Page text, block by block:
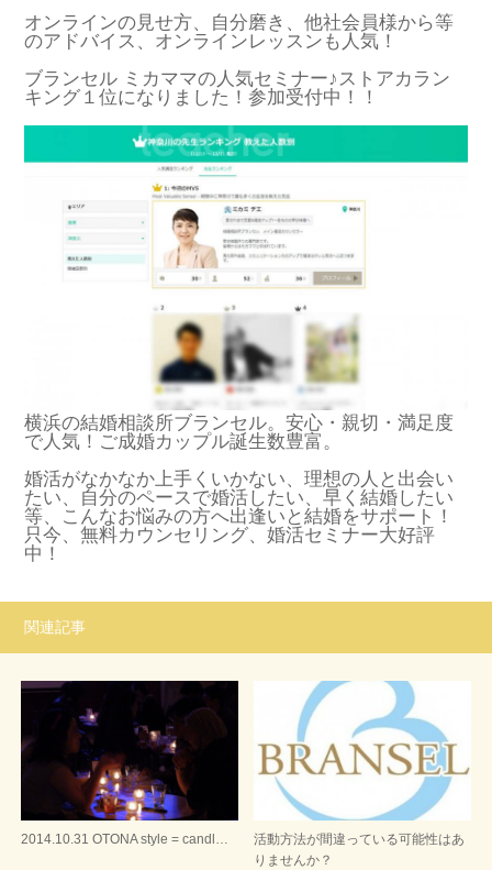
オンラインの見せ方、自分磨き、他社会員様から等
のアドバイス、オンラインレッスンも人気！
ブランセル ミカママの人気セミナー♪ストアカラン
キング１位になりました！参加受付中！！
横浜の結婚相談所ブランセル。安心・親切・満足度
で人気！ご成婚カップル誕生数豊富。
婚活がなかなか上手くいかない、理想の人と出会い
たい、自分のペースで婚活したい、早く結婚したい
等、こんなお悩みの方へ出逢いと結婚をサポート！
只今、無料カウンセリング、婚活セミナー大好評
中！
関連記事
2014.10.31 OTONA style = candl…
活動方法が間違っている可能性はあ
りませんか？